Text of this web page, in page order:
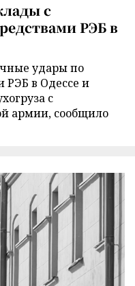
с
РЭБ в
удары по
РЭБ в Одессе и
с
армии, сообщило